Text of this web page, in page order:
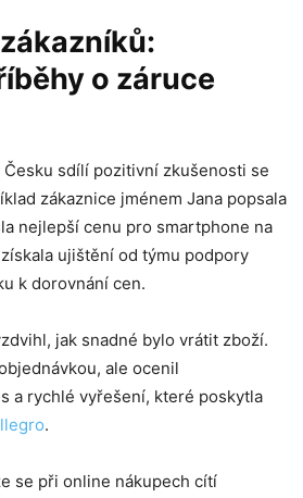
o záruce
sdílí pozitivní zkušenosti se
zákaznice jménem Jana popsala
nejlepší cenu pro smartphone na
ujištění od týmu podpory
k dorovnání cen.
jak snadné bylo vrátit zboží.
ale ocenil
a rychlé vyřešení, které poskytla
.
se při online nákupech cítí